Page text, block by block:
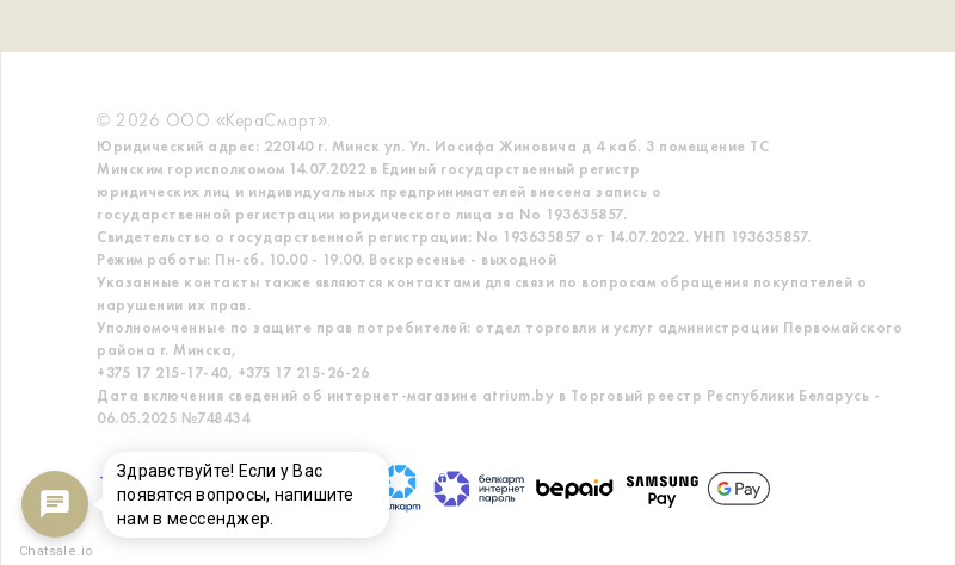
© 2026 ООО «КераСмарт».
Юридический адрес: 220140 г. Минск ул. Ул. Иосифа Жиновича д 4 каб. 3 помещение ТС
Минским горисполкомом 14.07.2022 в Единый государственный регистр
юридических лиц и индивидуальных предпринимателей внесена запись о
государственной регистрации юридического лица за No 193635857.
Свидетельство о государственной регистрации: No 193635857 от 14.07.2022. УНП 193635857.
Режим работы: Пн-сб. 10.00 - 19.00. Воскресенье - выходной
Указанные контакты также являются контактами для связи по вопросам обращения покупателей о
нарушении их прав.
Уполномоченные по защите прав потребителей: отдел торговли и услуг администрации Первомайского
района г. Минска,
+375 17 215-17-40, +375 17 215-26-26
Дата включения сведений об интернет-магазине atrium.by в Торговый реестр Республики Беларусь -
06.05.2025 №748434
Здравствуйте! Если у Вас
появятся вопросы, напишите
нам в мессенджер.
Chatsale.io